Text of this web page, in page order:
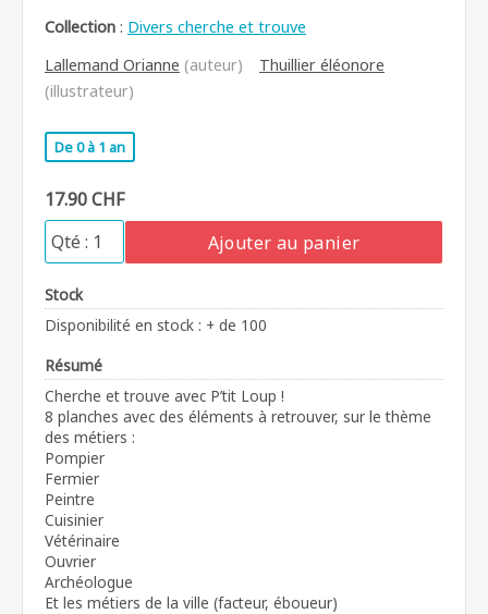
Collection : Divers cherche et trouve
Lallemand Orianne (auteur)
Thuillier éléonore
(illustrateur)
De 0 à 1 an
17.90 CHF
Ajouter au panier
Stock
Disponibilité en stock : + de 100
Résumé
Cherche et trouve avec P’tit Loup !
8 planches avec des éléments à retrouver, sur le thème
des métiers :
Pompier
Fermier
Peintre
Cuisinier
Vétérinaire
Ouvrier
Archéologue
Et les métiers de la ville (facteur, éboueur)